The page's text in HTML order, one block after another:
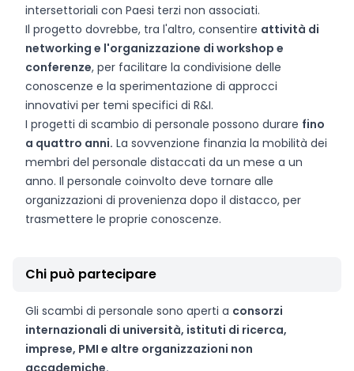
intersettoriali con Paesi terzi non associati.
Il progetto dovrebbe, tra l'altro, consentire attività di
networking e l'organizzazione di workshop e
conferenze, per facilitare la condivisione delle
conoscenze e la sperimentazione di approcci
innovativi per temi specifici di R&I.
I progetti di scambio di personale possono durare fino
a quattro anni. La sovvenzione finanzia la mobilità dei
membri del personale distaccati da un mese a un
anno. Il personale coinvolto deve tornare alle
organizzazioni di provenienza dopo il distacco, per
trasmettere le proprie conoscenze.
Chi può partecipare
Gli scambi di personale sono aperti a consorzi
internazionali di università, istituti di ricerca,
imprese, PMI e altre organizzazioni non
accademiche.